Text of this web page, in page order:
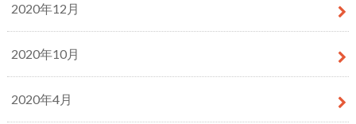
2020年12月
2020年10月
2020年4月